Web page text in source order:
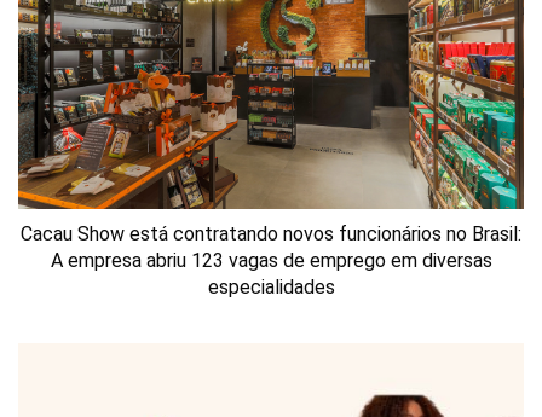
Cacau Show está contratando novos funcionários no Brasil:
A empresa abriu 123 vagas de emprego em diversas
especialidades